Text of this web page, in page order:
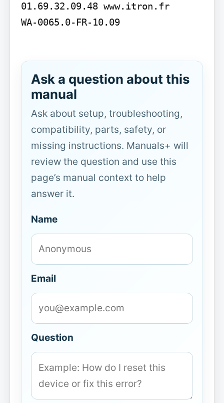
01.69.32.09.48 www.itron.fr
WA-0065.0-FR-10.09
Ask a question about this
manual
Ask about setup, troubleshooting,
compatibility, parts, safety, or
missing instructions. Manuals+ will
review the question and use this
page’s manual context to help
answer it.
Name
Email
Question